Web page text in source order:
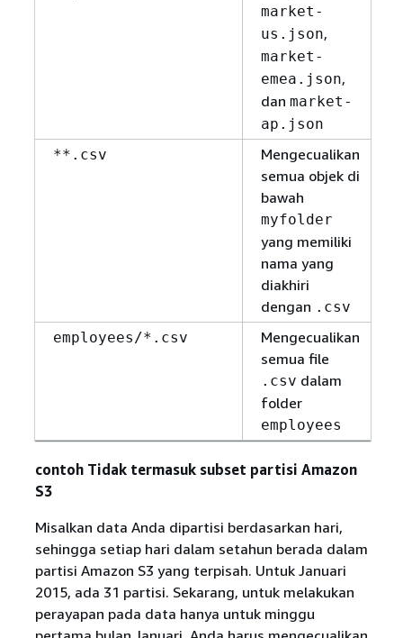
market-
us.json,
market-
emea.json,
dan market-
ap.json
**.csv
Mengecualikan
semua objek di
bawah
myfolder
yang memiliki
nama yang
diakhiri
dengan .csv
employees/*.csv
Mengecualikan
semua file
.csv dalam
folder
employees
contoh Tidak termasuk subset partisi Amazon
S3
Misalkan data Anda dipartisi berdasarkan hari,
sehingga setiap hari dalam setahun berada dalam
partisi Amazon S3 yang terpisah. Untuk Januari
2015, ada 31 partisi. Sekarang, untuk melakukan
perayapan pada data hanya untuk minggu